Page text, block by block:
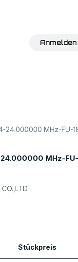
Home Shop
Anmelden
24.000000 MHz-FU-
MHz-
Stückpreis